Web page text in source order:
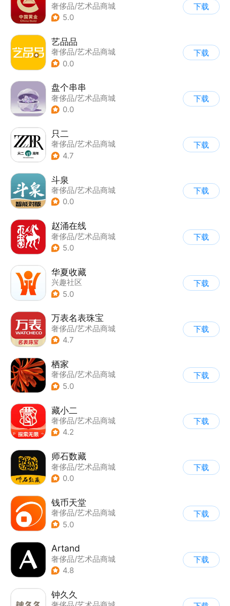
奢侈品/艺术品商城
5.0
下载
艺品品
奢侈品/艺术品商城
| 扫描识别
0.0
下载
盘个串串
奢侈品/艺术品商城
0.0
下载
只二
奢侈品/艺术品商城
4.7
下载
斗泉
奢侈品/艺术品商城
0.0
下载
赵涌在线
奢侈品/艺术品商城
5.0
下载
华夏收藏
兴趣社区
| 奢侈品/艺术品商城
5.0
下载
万表名表珠宝
奢侈品/艺术品商城
4.7
下载
栖家
奢侈品/艺术品商城
5.0
下载
藏小二
奢侈品/艺术品商城
4.2
下载
师石数藏
奢侈品/艺术品商城
0.0
下载
钱币天堂
奢侈品/艺术品商城
5.0
下载
Artand
奢侈品/艺术品商城
4.8
下载
钟久久